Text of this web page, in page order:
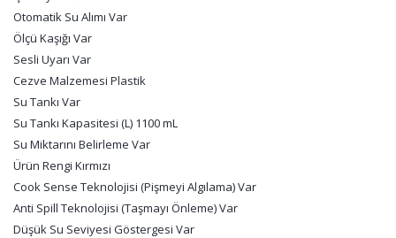
Otomatik Su Alımı Var
Ölçü Kaşığı Var
Sesli Uyarı Var
Cezve Malzemesi Plastik
Su Tankı Var
Su Tankı Kapasitesi (L) 1100 mL
Su Miktarını Belirleme Var
Ürün Rengi Kırmızı
Cook Sense Teknolojisi (Pişmeyi Algılama) Var
Anti Spill Teknolojisi (Taşmayı Önleme) Var
Düşük Su Seviyesi Göstergesi Var